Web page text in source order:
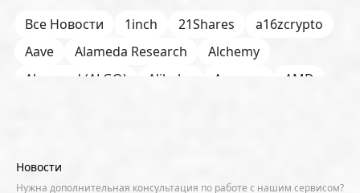
Все Новости 1inch 21Shares
a16zcrypto
Aave
Alameda Research
Alchemy
Algorand (ALGO)
Alibaba Amazon
AMD
Aster
Binance
BIS Bitcoin Core Bitcoin Pizza Day
Новости
Нужна дополнительная консультация по работе с нашим сервисом?